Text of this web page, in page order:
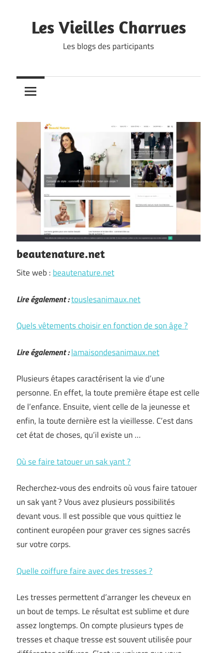
contentLes Vieilles Charrues
Les blogs des participants
beautenature.net
Site web : beautenature.net
Lire également :touslesanimaux.net
Quels vêtements choisir en fonction de son âge ?
Lire également :lamaisondesanimaux.net
Plusieurs étapes caractérisent la vie d’une
personne. En effet, la toute première étape est celle
de l’enfance. Ensuite, vient celle de la jeunesse et
enfin, la toute dernière est la vieillesse. C’est dans
cet état de choses, qu’il existe un …
Où se faire tatouer un sak yant ?
Recherchez-vous des endroits où vous faire tatouer
un sak yant ? Vous avez plusieurs possibilités
devant vous. Il est possible que vous quittiez le
continent européen pour graver ces signes sacrés
sur votre corps.
Quelle coiffure faire avec des tresses ?
Les tresses permettent d’arranger les cheveux en
un bout de temps. Le résultat est sublime et dure
assez longtemps. On compte plusieurs types de
tresses et chaque tresse est souvent utilisée pour